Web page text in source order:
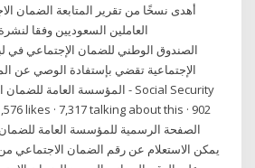
أهدى نسخًا من تقرير المتابعة الضمان
العاملين السعوديين وفقا
الصندوق الوطني للضمان الإجتماعي في
الإجتماعية تقضي بإستفادة الوصي عن